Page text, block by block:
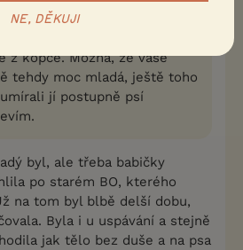
za ním jednou denně
z kopce. Možná, že vaše
tehdy moc mladá, ještě toho
jí postupně psí
byl, ale třeba babičky
po starém BO, kterého
na tom byl blbě delší dobu,
Byla i u uspávání a stejně
jak tělo bez duše a na psa
NE, DĚKUJI